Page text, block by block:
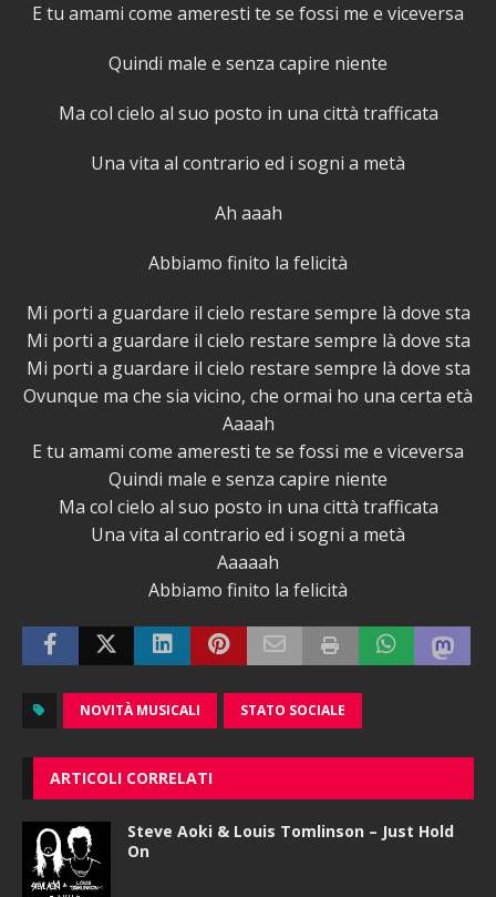
E tu amami come ameresti te se fossi me e viceversa
Quindi male e senza capire niente
Ma col cielo al suo posto in una città trafficata
Una vita al contrario ed i sogni a metà
Ah aaah
Abbiamo finito la felicità
Mi porti a guardare il cielo restare sempre là dove sta
Mi porti a guardare il cielo restare sempre là dove sta
Mi porti a guardare il cielo restare sempre là dove sta
Ovunque ma che sia vicino, che ormai ho una certa età
Aaaah
E tu amami come ameresti te se fossi me e viceversa
Quindi male e senza capire niente
Ma col cielo al suo posto in una città trafficata
Una vita al contrario ed i sogni a metà
Aaaaah
Abbiamo finito la felicità
NOVITÀ MUSICALI STATO SOCIALE
ARTICOLI CORRELATI
Steve Aoki & Louis Tomlinson – Just Hold
On